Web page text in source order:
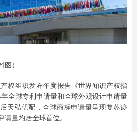
）
权组织发布年度报告《世界知识产权指
全球专利申请量和全球外观设计申请量
天弘优配，全球商标申请量呈现复苏迹
量均居全球首位。